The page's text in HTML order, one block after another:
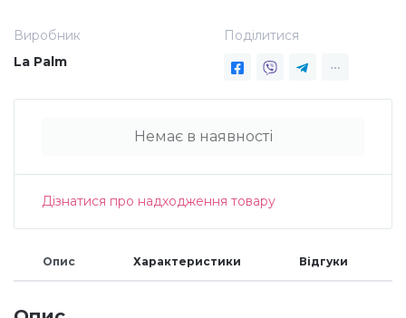
Блискітки (пісок для нігтів)
Каміфубукі (конфетті)
Слюда
Виробник
La Palm
Поділитися
Немає в наявності
Дізнатися про надходження товару
Опис Характеристики Відгуки